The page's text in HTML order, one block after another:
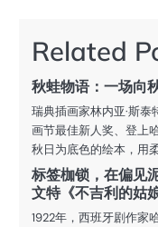
航Related
秋蛙物语：一场向
瑞典插画家林内亚·斯
画节最佳新人奖、登上
秋日为底色的绘本，用
标签枷锁，在偏见
文特《不吉利的姑
1922年，西班牙剧作家